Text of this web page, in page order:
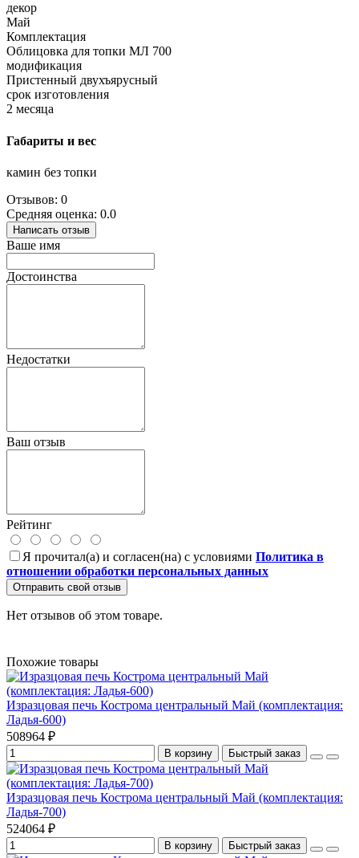
декор
Май
Комплектация
Облицовка для топки МЛ 700
модификация
Пристенный двухъярусный
срок изготовления
2 месяца
Габариты и вес
камин без топки
Отзывов: 0
Средняя оценка: 0.0
Написать отзыв
Ваше имя
Достоинства
Недостатки
Ваш отзыв
Рейтинг
Я прочитал(а) и согласен(на) с условиями Политика в
отношении обработки персональных данных
Отправить свой отзыв
Нет отзывов об этом товаре.
Похожие товары
Изразцовая печь Кострома центральный Май (комплектация:
Ладья-600)
508964 ₽
В корзину Быстрый заказ
Изразцовая печь Кострома центральный Май (комплектация:
Ладья-700)
524064 ₽
В корзину Быстрый заказ